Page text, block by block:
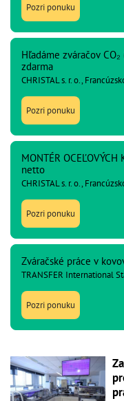
Pozri ponuku
Hľadáme zváračov
zdarma
CHRISTAL s. r. o.,
Pozri ponuku
MONTÉR
netto
CHRISTAL s. r. o.,
Pozri ponuku
Zváračské práce v
TRANSFER International
Pozri ponuku